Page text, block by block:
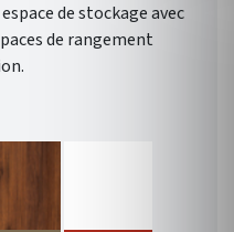
de stockage avec
de rangement